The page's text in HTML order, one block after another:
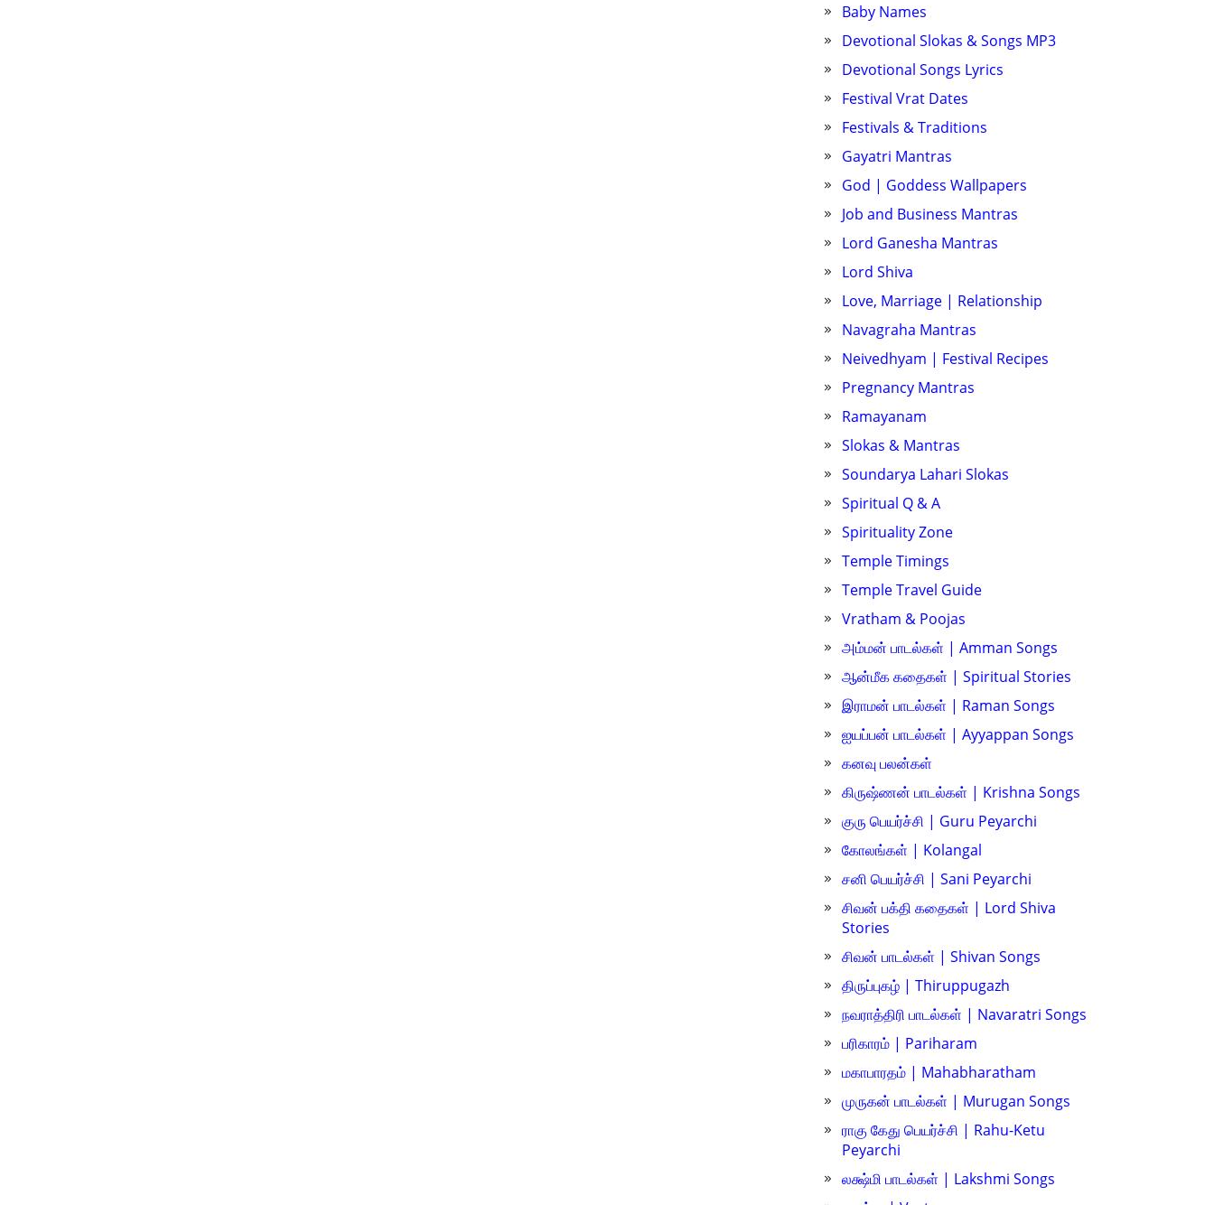
Baby Names
Devotional Slokas & Songs MP3
Devotional Songs Lyrics
Festival Vrat Dates
Festivals & Traditions
Gayatri Mantras
God | Goddess Wallpapers
Job and Business Mantras
Lord Ganesha Mantras
Lord Shiva
Love, Marriage | Relationship
Navagraha Mantras
Neivedhyam | Festival Recipes
Pregnancy Mantras
Ramayanam
Slokas & Mantras
Soundarya Lahari Slokas
Spiritual Q & A
Spirituality Zone
Temple Timings
Temple Travel Guide
Vratham & Poojas
அம்மன் பாடல்கள் | Amman Songs
ஆன்மீக கதைகள் | Spiritual Stories
இராமன் பாடல்கள் | Raman Songs
ஐயப்பன் பாடல்கள் | Ayyappan Songs
கனவு பலன்கள்
கிருஷ்ணன் பாடல்கள் | Krishna Songs
குரு பெயர்ச்சி | Guru Peyarchi
கோலங்கள் | Kolangal
சனி பெயர்ச்சி | Sani Peyarchi
சிவன் பக்தி கதைகள் | Lord Shiva
Stories
சிவன் பாடல்கள் | Shivan Songs
திருப்புகழ் | Thiruppugazh
நவராத்திரி பாடல்கள் | Navaratri Songs
பரிகாரம் | Pariharam
மகாபாரதம் | Mahabharatham
முருகன் பாடல்கள் | Murugan Songs
ராகு கேது பெயர்ச்சி | Rahu-Ketu
Peyarchi
லக்ஷ்மி பாடல்கள் | Lakshmi Songs